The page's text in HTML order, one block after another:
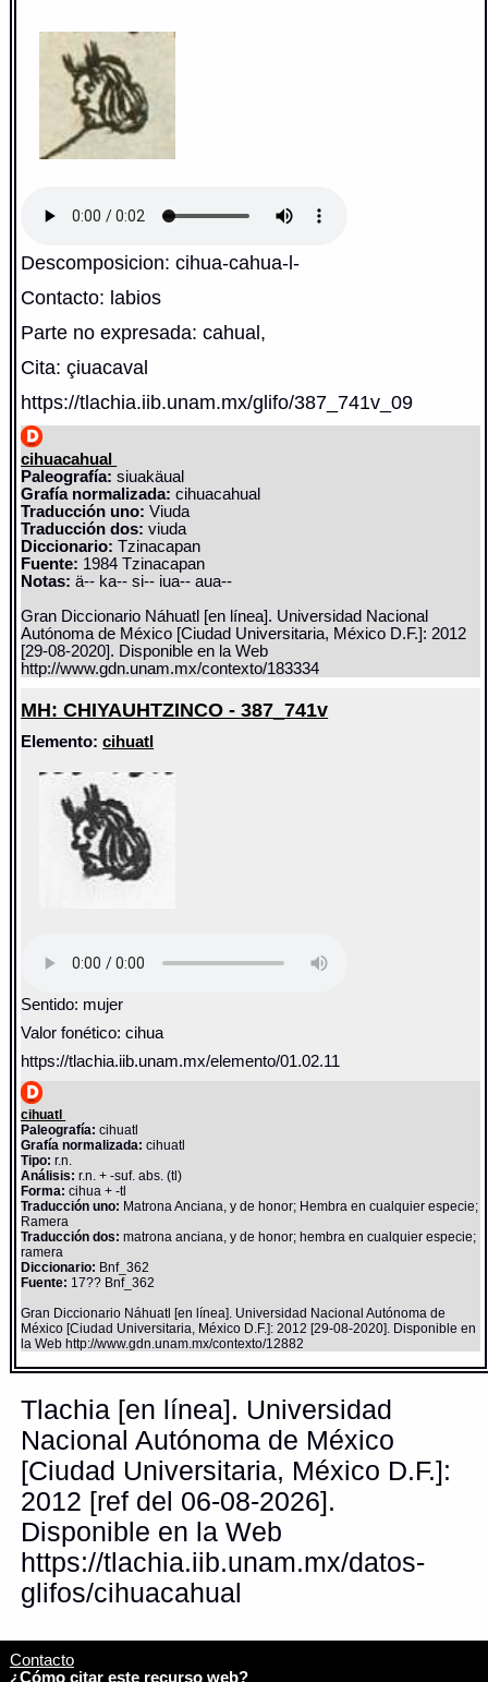
Descomposicion: cihua-cahua-l-
Contacto: labios
Parte no expresada: cahual,
Cita: çiuacaval
https://tlachia.iib.unam.mx/glifo/387_741v_09
cihuacahual
Paleografía: siuakäual
Grafía normalizada: cihuacahual
Traducción uno: Viuda
Traducción dos: viuda
Diccionario:Tzinacapan
Fuente: 1984 Tzinacapan
Notas: ä-- ka-- si-- iua-- aua--
Gran Diccionario Náhuatl [en línea]. Universidad Nacional
Autónoma de México [Ciudad Universitaria, México D.F.]: 2012
[29-08-2020]. Disponible en la Web
http://www.gdn.unam.mx/contexto/183334
MH: CHIYAUHTZINCO - 387_741v
Elemento:cihuatl
Sentido: mujer
Valor fonético: cihua
https://tlachia.iib.unam.mx/elemento/01.02.11
cihuatl
Paleografía: cihuatl
Grafía normalizada: cihuatl
Tipo: r.n.
Análisis: r.n. + -suf. abs. (tl)
Forma: cihua + -tl
Traducción uno: Matrona Anciana, y de honor; Hembra en cualquier especie;
Ramera
Traducción dos: matrona anciana, y de honor; hembra en cualquier especie;
ramera
Diccionario: Bnf_362
Fuente: 17?? Bnf_362
Gran Diccionario Náhuatl [en línea]. Universidad Nacional Autónoma de
México [Ciudad Universitaria, México D.F.]: 2012 [29-08-2020]. Disponible en
la Web http://www.gdn.unam.mx/contexto/12882
Tlachia [en línea]. Universidad
Nacional Autónoma de México
[Ciudad Universitaria, México D.F.]:
2012 [ref del 06-08-2026].
Disponible en la Web
https://tlachia.iib.unam.mx/datos-
glifos/cihuacahual
Contacto
¿Cómo citar este recurso web?